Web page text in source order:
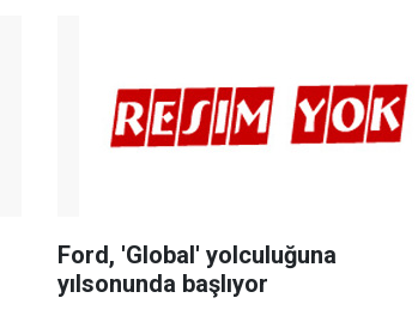
Ford, 'Global' yolculuğuna
yılsonunda başlıyor